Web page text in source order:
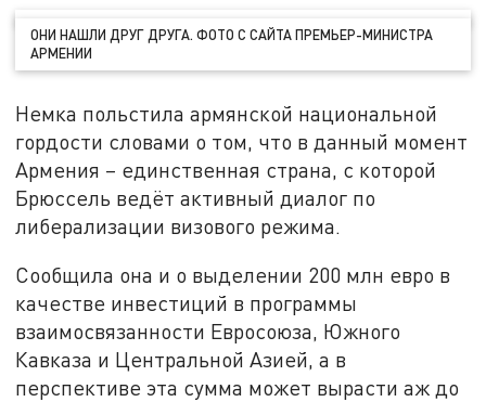
ОНИ НАШЛИ ДРУГ ДРУГА. ФОТО С САЙТА ПРЕМЬЕР-МИНИСТРА
АРМЕНИИ
Немка польстила армянской национальной
гордости словами о том, что в данный момент
Армения – единственная страна, с которой
Брюссель ведёт активный диалог по
либерализации визового режима.
Сообщила она и о выделении 200 млн евро в
качестве инвестиций в программы
взаимосвязанности Евросоюза, Южного
Кавказа и Центральной Азией, а в
перспективе эта сумма может вырасти аж до